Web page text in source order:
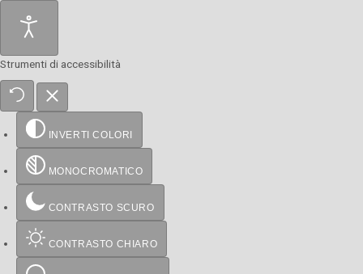
Strumenti di accessibilità
INVERTI COLORI
MONOCROMATICO
CONTRASTO SCURO
CONTRASTO CHIARO